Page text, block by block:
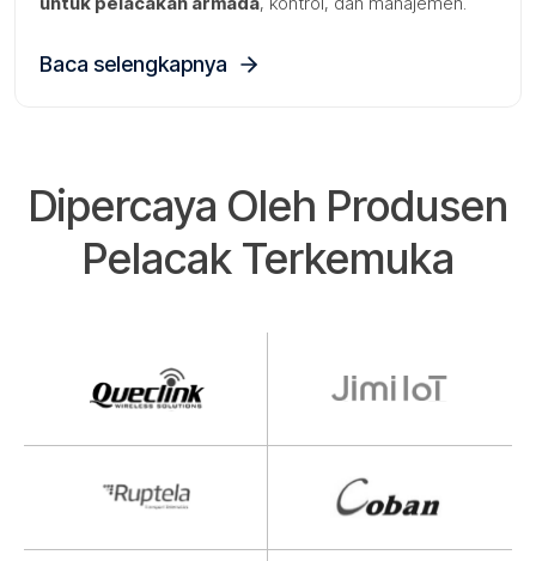
Baca selengkapnya
Dipercaya Oleh Produsen
Pelacak Terkemuka